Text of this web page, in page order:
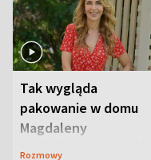
Tak wygląda
pakowanie w domu
Magdaleny
Waligórskiej-Lisieckiej.
Rozmowy